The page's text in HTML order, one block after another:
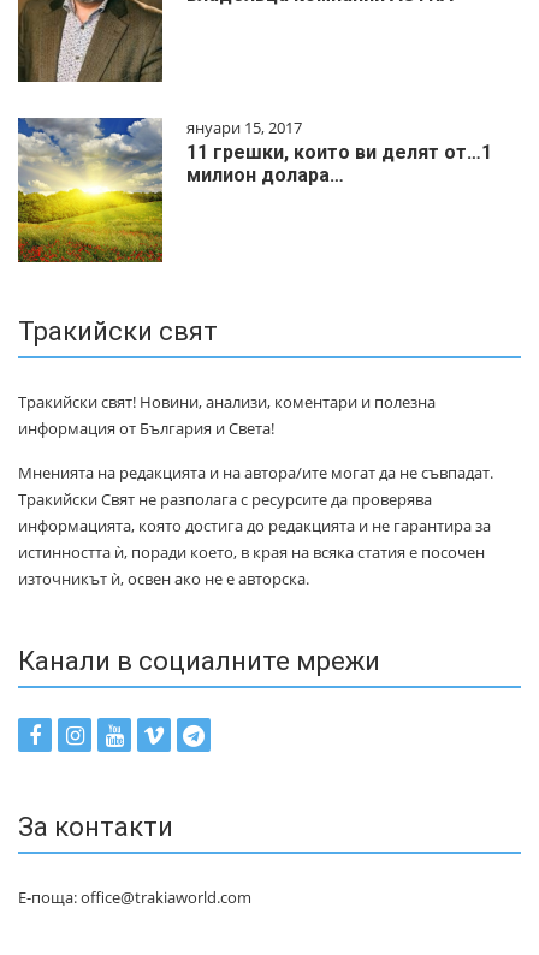
януари 15, 2017
11 грешки, които ви делят от…1
милиoн дoлapa…
Тракийски свят
Тракийски свят! Новини, анализи, коментари и полезна
информация от България и Света!
Мненията на редакцията и на автора/ите могат да не съвпадат.
Тракийски Свят не разполага с ресурсите да проверява
информацията, която достига до редакцията и не гарантира за
истинността ѝ, поради което, в края на всяка статия е посочен
източникът ѝ, освен ако не е авторска.
Канали в социалните мрежи
За контакти
Е-поща: office@trakiaworld.com